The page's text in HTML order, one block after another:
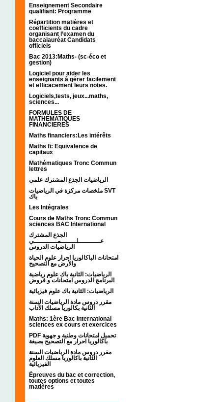
Enseignement Secondaire
qualifiant: Programme
Répartition matières et
coefficients du cadre
organisant l’examen du
baccalauréat Candidats
officiels
Bac 2013:Maths- (sc-éco et
gestion)
Logiciel pour aider les
enseignants à gérer facilement
et efficacement leurs notes.
Logiciels,tests, jeux...maths,
sciences...
FORMULES DE
MATHEMATIQUES
FINANCIERES
Maths financiers:Les intérêts
Maths fi: Equivalence de
capitaux
Mathématiques Tronc Commun
lettres
الرياضيات الجذع المشترك علمي
ملخصات مركزة في الرياضيات SVT
باك
Les Intégrales
Cours de Maths Tronc Commun
sciences BAC International
الجذع المشترك
عـــــــــــلــــــــمــــــــــــي
الرياضيات الدروس
امتحانات الباكالوريا احرار علوم الحياة
والأرض مع التصحيح
الرياضيات: الثانية باك علوم رياضية
البرنامج الدروس امتحانات و فروض
الرياضيات: الثانية باك علوم فيزيائية
مقرر دروس مادة الرياضيات السنة
الثانية بكالوريا مسلك الآداب
Maths: 1ère Bac International
sciences ex cours et exercices
PDF تحميل امتحانات وطنية و جهوية
باكالوريا احرار مع التصحيح بصيغة
مقرر دروس مادة الرياضيات السنة
الثانية باكالوريا مسلك العلوم
الفيزيائية
Épreuves du bac et correction,
toutes options et toutes
matières